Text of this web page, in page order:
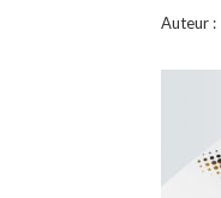
Auteur :